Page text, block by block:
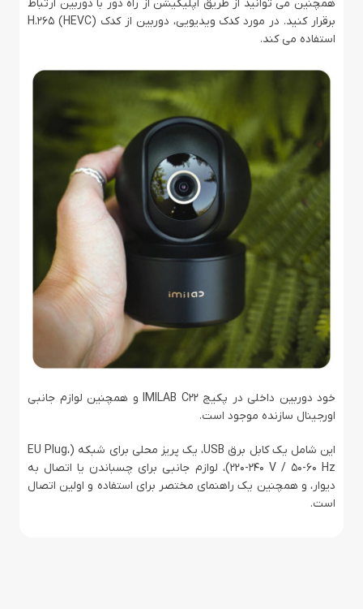
همچنین می توانید از طریق اپلیکیشن از راه دور با دوربین ارتباط
برقرار کنید. در مورد کدک ویدیویی، دوربین از کدک H.265 (HEVC)
استفاده می کند.
خود دوربین داخلی در پکیج IMILAB C22 و همچنین لوازم جانبی
اورجینال سازنده موجود است.
این شامل یک کابل برق USB، یک پریز محلی برای شبکه (EU Plug،
220-240 V / 50-60 Hz)، لوازم جانبی برای چسباندن یا اتصال به
دیوار، و همچنین یک راهنمای مختصر برای استفاده و اولین اتصال
است.